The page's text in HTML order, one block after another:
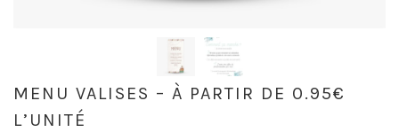
MENU VALISES – À PARTIR DE 0.95€
L’UNITÉ